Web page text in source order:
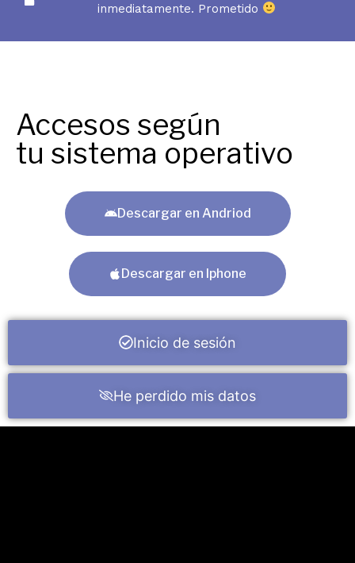
inmediatamente. Prometido
Inicio de sesión
He perdido mis datos
Accesos según
tu sistema operativo
Descargar en Andriod
Descargar en Iphone